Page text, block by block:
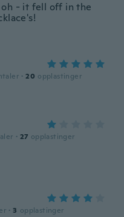
oh - it fell off in the
· 20 opplastinger
· 27 opplastinger
· 3 opplastinger